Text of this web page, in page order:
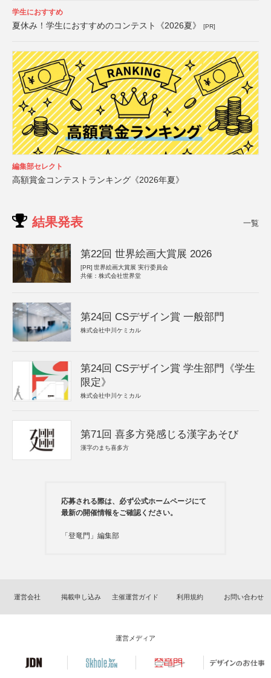
学生におすすめ
夏休み！学生におすすめのコンテスト《2026夏》 [PR]
編集部セレクト
高額賞金コンテストランキング《2026年夏》
結果発表 一覧
第22回 世界絵画大賞展 2026
[PR] 世界絵画大賞展 実行委員会
共催：株式会社世界堂
第24回 CSデザイン賞 一般部門
株式会社中川ケミカル
第24回 CSデザイン賞 学生部門《学生
限定》
株式会社中川ケミカル
第71回 喜多方発感じる漢字あそび
漢字のまち喜多方
応募される際は、必ず公式ホームページにて
最新の開催情報をご確認ください。
「登竜門」編集部
運営会社 掲載申し込み 主催運営ガイド 利用規約 お問い合わせ
運営メディア